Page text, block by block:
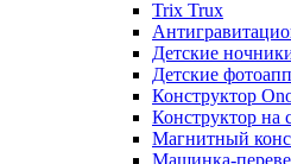
Trix Trux
Детские
Детские
Конструктор
Конструктор на
Магнитный
Машинка-